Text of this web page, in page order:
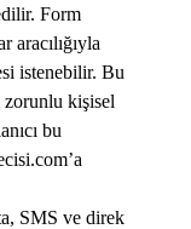
Form
aracılığıyla
istenebilir. Bu
kişisel
bu
SMS ve direk